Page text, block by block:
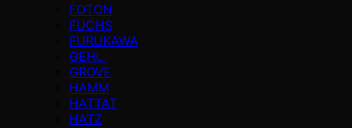
FOTON
FUCHS
FURUKAWA
GEHL
GROVE
HAMM
HATTAT
HATZ